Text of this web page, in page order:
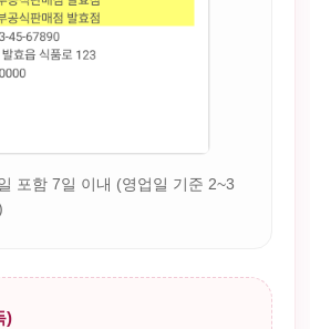
포함 7일 이내 (영업일 기준 2~3
)